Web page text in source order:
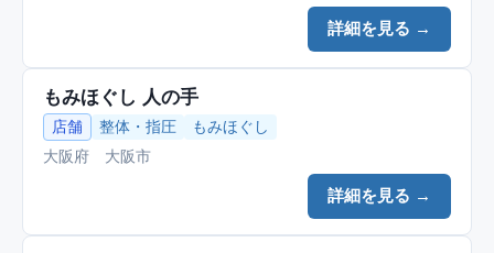
詳細を見る →
もみほぐし 人の手
店舗 整体・指圧
もみほぐし
大阪府 大阪市
詳細を見る →